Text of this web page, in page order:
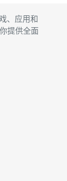
、应用和
提供全面